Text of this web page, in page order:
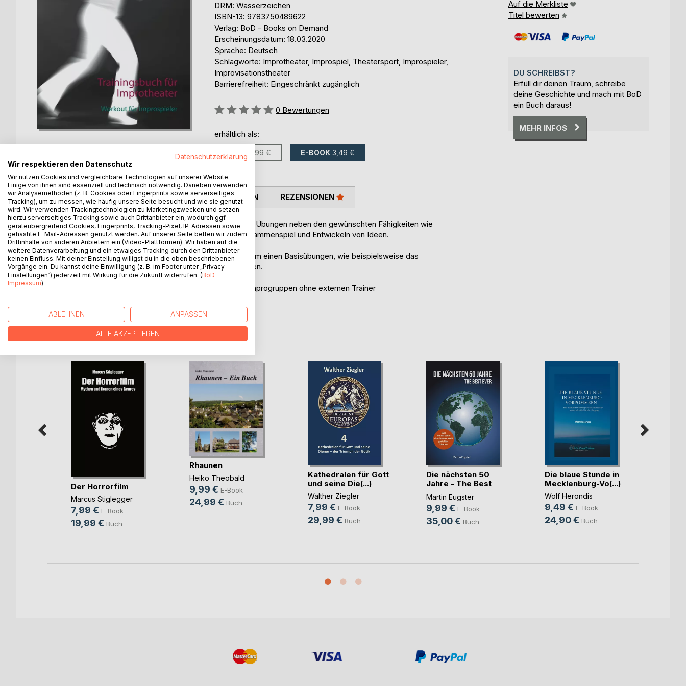
DRM: Wasserzeichen
ISBN-13: 9783750489622
Verlag: BoD - Books on Demand
Erscheinungsdatum: 18.03.2020
Sprache: Deutsch
Schlagworte: Improtheater, Improspiel, Theatersport, Improspieler,
Improvisationstheater
Barrierefreiheit: Eingeschränkt zugänglich
Bewertung::
0 Bewertungen
erhältlich als:
BUCH 5,99 € E-BOOK 3,49 €
Auf die Merkliste
Titel bewerten
DU SCHREIBST?
Erfüll dir deinen Traum, schreibe
deine Geschichte und mach mit BoD
ein Buch daraus!
MEHR INFOS
BESCHREIBUNG
Das Trainingsbuch für Improtheater trainiert und stärkt mit Übungen neben den gewünschten Fähigkeiten wie
Spontanität, Kreativität und Schlagfertigkeit auch das Zusammenspiel und Entwickeln von Ideen.
Im Buch finden Improtrainer, Gruppen und Interessierte zum einen Basisübungen, wie beispielsweise das
miteinander spielen, aufeinander achten und kreativ werden.
Für wen geeignet: Anfänger, Trainer von Improgruppen, Improgruppen ohne externen Trainer
AUTOR/IN PRESSESTIMMEN REZENSIONEN
WEITERE TITEL BEIBoD
Der Horrorfilm
Marcus Stiglegger
7,99 € E-Book
19,99 € Buch
Rhaunen
Heiko Theobald
9,99 € E-Book
24,99 € Buch
Kathedralen für Gott
und seine Die(...)
Walther Ziegler
7,99 € E-Book
29,99 € Buch
Die nächsten 50
Jahre - The Best
Ever
Martin Eugster
9,99 € E-Book
35,00 € Buch
Die blaue Stunde in
Mecklenburg-Vo(...)
Wolf Herondis
9,49 € E-Book
24,90 € Buch
Datenschutzerklärung
Wir respektieren den Datenschutz
Wir nutzen Cookies und vergleichbare Technologien auf unserer Website.
Einige von ihnen sind essenziell und technisch notwendig. Daneben verwenden
wir Analysemethoden (z. B. Cookies oder Fingerprints sowie serverseitiges
Tracking), um zu messen, wie häufig unsere Seite besucht und wie sie genutzt
wird. Wir verwenden Trackingtechnologien zu Marketingzwecken und setzen
hierzu serverseitiges Tracking sowie auch Drittanbieter ein, wodurch ggf.
geräteübergreifend Cookies, Fingerprints, Tracking-Pixel, IP-Adressen sowie
gehashte E-Mail-Adressen genutzt werden. Auf unserer Seite betten wir zudem
Drittinhalte von anderen Anbietern ein (Video-Plattformen). Wir haben auf die
weitere Datenverarbeitung und ein etwaiges Tracking durch den Drittanbieter
keinen Einfluss. Mit deiner Einstellung willigst du in die oben beschriebenen
Vorgänge ein. Du kannst deine Einwilligung (z. B. im Footer unter „Privacy-
Einstellungen“) jederzeit mit Wirkung für die Zukunft widerrufen. (BoD-
Impressum)
ABLEHNEN ANPASSEN
ALLE AKZEPTIEREN